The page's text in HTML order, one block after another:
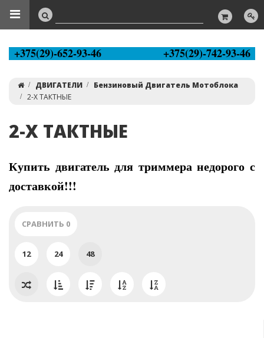
+375(29)-652-93-46 +375(29)-742-93-46
ДВИГАТЕЛИ
Бензиновый Двигатель Мотоблока
2-Х ТАКТНЫЕ
2-Х ТАКТНЫЕ
Купить двигатель для триммера недорого с
доставкой!!!
СРАВНИТЬ 0
12 24 48